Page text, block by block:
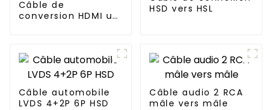
Câble de
conversion HDMI un
HSD vers HSL
Câble automobile
LVDS 4+2P 6P HSD
Câble audio 2 RCA
mâle vers mâle